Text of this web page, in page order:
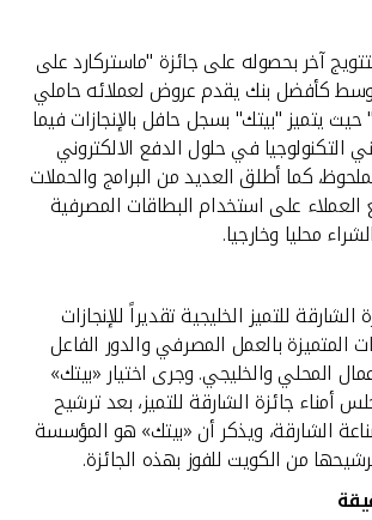
آخر بحصوله على جائزة "ماستركارد على
كأفضل بنك يقدم عروض لعملائه حاملي
يتميز "بيتك" بسجل حافل بالإنجازات فيما
التكنولوجيا في حلول الدفع الالكتروني
كما أطلق العديد من البرامج والحملات
على استخدام البطاقات المصرفية
محليا وخارجيا.
للتميز الخليجية تقديراً للإنجازات
المتميزة بالعمل المصرفي والدور الفاعل
المحلي والخليجي. وجرى اختيار «بيتك»
أمناء جائزة الشارقة للتميز، بعد ترشيح
الشارقة، ويذكر أن «بيتك» هو المؤسسة
من الكويت للفوز بهذه الجائزة.